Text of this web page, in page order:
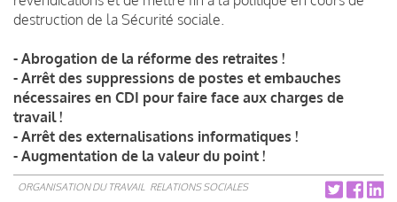
destruction de la Sécurité sociale.
- Abrogation de la réforme des retraites !
- Arrêt des suppressions de postes et embauches
nécessaires en CDI pour faire face aux charges de
travail !
- Arrêt des externalisations informatiques !
- Augmentation de la valeur du point !
ORGANISATION DU TRAVAIL RELATIONS SOCIALES